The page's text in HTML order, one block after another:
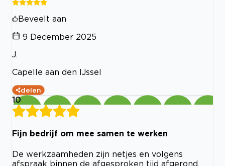
Beveelt aan
9 December 2025
J.
Capelle aan den IJssel
delen
10
Fijn bedrijf om mee samen te werken
De werkzaamheden zijn netjes en volgens
afspraak binnen de afgesproken tijd afgerond.